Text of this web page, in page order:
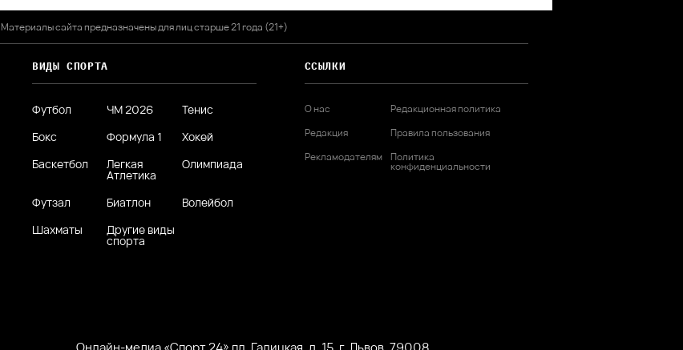
Материалы сайта предназначены для лиц старше 21 года (21+)
ВИДЫ СПОРТА
Футбол ЧМ 2026
Тенис
Бокс
Формула 1
Хокей
Баскетбол
Легкая
Атлетика
Олимпиада
Футзал Биатлон
Волейбол
Шахматы
Другие виды
спорта
ССЫЛКИ
О нас
Редакция
Рекламодателям
Редакционная политика
Правила пользования
Политика
конфиденциальности